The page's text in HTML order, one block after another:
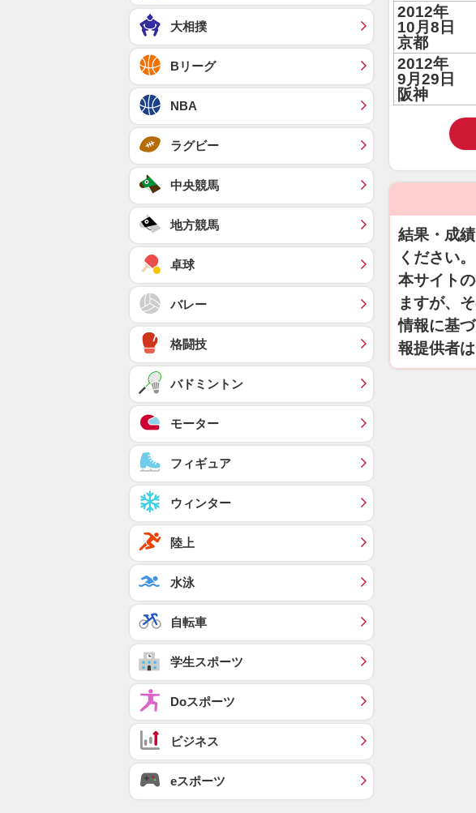
2012年
10月8日
京都
2012年
9月29日
阪神
結果・成
ください。
本サイト
ますが、
情報に基
報提供者
大相撲
Bリーグ
NBA
ラグビー
中央競馬
地方競馬
卓球
バレー
格闘技
バドミントン
モーター
フィギュア
ウィンター
陸上
水泳
自転車
学生スポーツ
Doスポーツ
ビジネス
eスポーツ